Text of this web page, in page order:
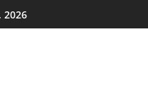
2026